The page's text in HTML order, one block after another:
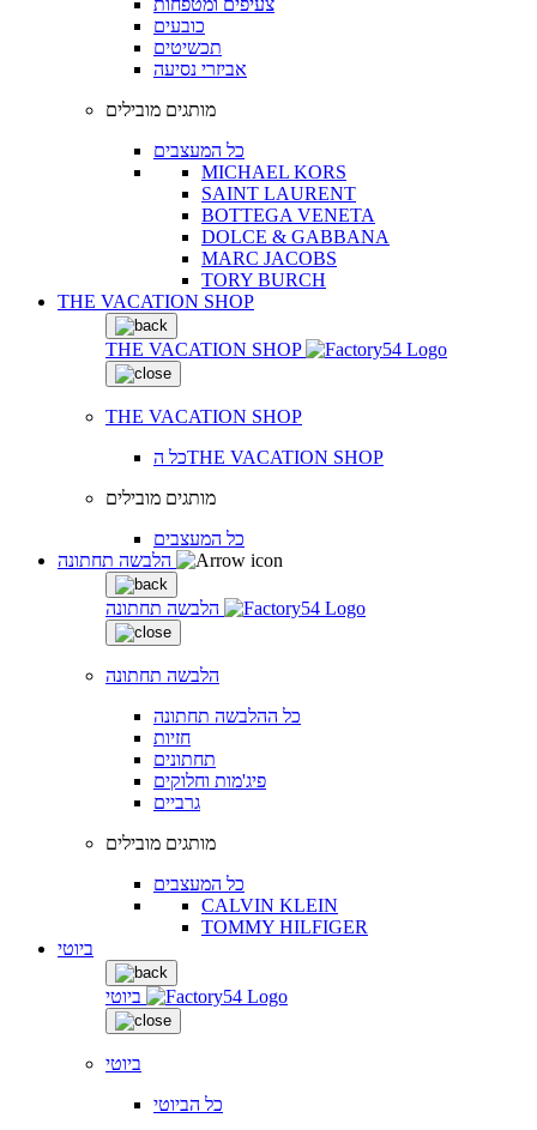
כובעים
תכשיטים
אביזרי נסיעה
מותגים מובילים
כל המעצבים
MICHAEL KORS
SAINT LAURENT
BOTTEGA VENETA
DOLCE & GABBANA
MARC JACOBS
TORY BURCH
THE VACATION SHOP
THE VACATION SHOP
THE VACATION SHOP
כל הTHE VACATION SHOP
מותגים מובילים
כל המעצבים
הלבשה תחתונה
הלבשה תחתונה
כל ההלבשה תחתונה
חזיות
תחתונים
פיג'מות וחלוקים
גרביים
מותגים מובילים
כל המעצבים
CALVIN KLEIN
TOMMY HILFIGER
ביוטי
ביוטי
ביוטי
כל הביוטי